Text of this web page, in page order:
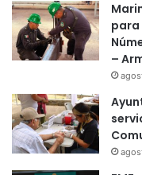
para
–